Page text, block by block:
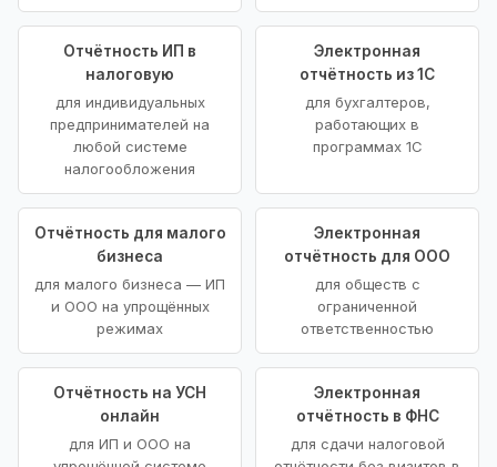
Отчётность ИП в
налоговую
для индивидуальных
предпринимателей на
любой системе
налогообложения
Электронная
отчётность из 1С
для бухгалтеров,
работающих в
программах 1С
Отчётность для малого
бизнеса
для малого бизнеса — ИП
и ООО на упрощённых
режимах
Электронная
отчётность для ООО
для обществ с
ограниченной
ответственностью
Отчётность на УСН
онлайн
для ИП и ООО на
Электронная
отчётность в ФНС
для сдачи налоговой